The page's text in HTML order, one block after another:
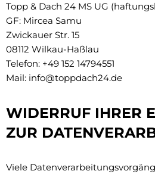
Topp & Dach 24 MS UG
GF: Mircea Samu
Zwickauer Str. 15
08112 Wilkau-Haßlau
Telefon: +49 152 14794551
Mail: info@toppdach24.de
WIDERRUF IHRER
ZUR
Viele